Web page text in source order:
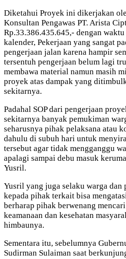
Diketahui Proyek ini dikerjakan
Konsultan Pengawas PT. Arista
Rp.33.386.435.645,- dengan
kalender, Pekerjaan yang sangat
pengerjaan jalan karena hampir
tersentuh pengerjaan belum lagi
membawa material namun masih
proyek atas dampak yang
sekitarnya.
Padahal SOP dari pengerjaan
sekitarnya banyak pemukiman
seharusnya pihak pelaksana atau
dahulu di subuh hari untuk
tersebut agar tidak mengganggu
apalagi sampai debu masuk
Yusril.
Yusril yang juga selaku warga dan
kepada pihak terkait bisa
berharap pihak berwenang
keamanaan dan kesehatan
himbaunya.
Sementara itu, sebelumnya
Sudirman Sulaiman saat